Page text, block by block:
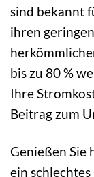
sind bekannt
ihren
bis zu 80 %
Ihre
Beitrag zum
Genießen Sie
ein schlechtes